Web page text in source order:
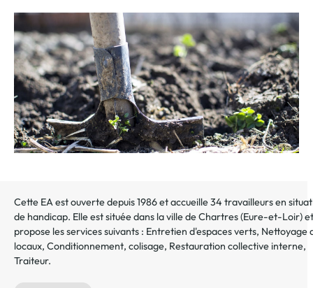
dossier
Cette EA est ouverte depuis 1986 et accueille 34 travailleurs en
de handicap. Elle est située dans la ville deChartres(Eure-et-Loir) et
propose les services suivants : Entretien d'espaces verts, Nettoyage
locaux, Conditionnement, colisage, Restauration collective interne,
Traiteur.